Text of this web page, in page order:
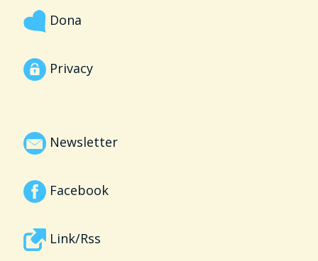
Dona
Privacy
Newsletter
Facebook
Link/Rss